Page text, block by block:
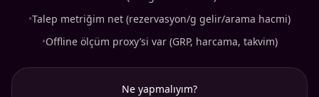
•Talep metriğim net (rezervasyon/g gelir/arama hacmi)
•Offline ölçüm proxy’si var (GRP, harcama, takvim)
Ne yapmalıyım?